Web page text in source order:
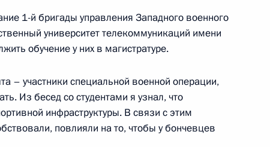
Ново-Огарёво
1-й бригады управления Западного военного
университет телекоммуникаций имени
обучение у них в магистратуре.
– участники специальной военной операции,
Из бесед со студентами я узнал, что
инфраструктуры. В связи с этим
повлияли на то, чтобы у бончевцев